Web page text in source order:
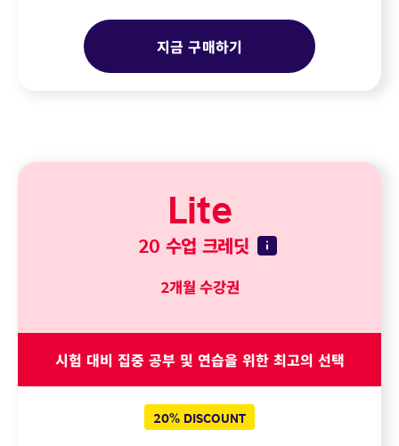
지금 구매하기
Lite
시험 대비 집중 공부 및 연습을 위한 최고의 선택
20% DISCOUNT
20 수업 크레딧
2개월 수강권